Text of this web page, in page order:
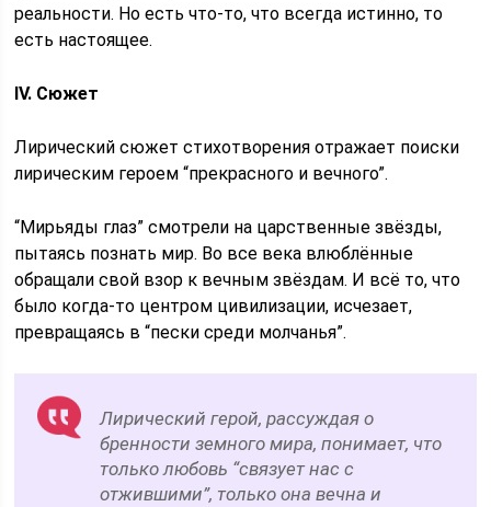
реальности. Но есть что-то, что всегда истинно, то
есть настоящее.
IV. Сюжет
Лирический сюжет стихотворения отражает поиски
лирическим героем “прекрасного и вечного”.
“Мирьяды глаз” смотрели на царственные звёзды,
пытаясь познать мир. Во все века влюблённые
обращали свой взор к вечным звёздам. И всё то, что
было когда-то центром цивилизации, исчезает,
превращаясь в “пески среди молчанья”.
Лирический герой, рассуждая о
бренности земного мира, понимает, что
только любовь “связует нас с
отжившими”, только она вечна и